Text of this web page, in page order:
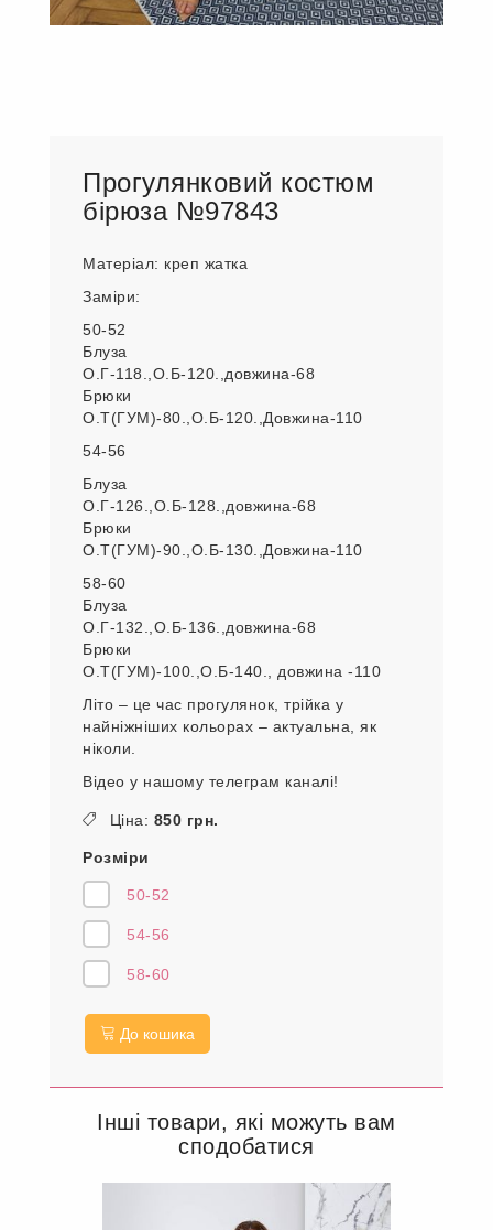
Прогулянковий костюм
бірюза №97843
Матеріал: креп жатка
Заміри:
50-52
Блуза
О.Г-118.,О.Б-120.,довжина-68
Брюки
О.Т(ГУМ)-80.,О.Б-120.,Довжина-110
54-56
Блуза
О.Г-126.,О.Б-128.,довжина-68
Брюки
О.Т(ГУМ)-90.,О.Б-130.,Довжина-110
58-60
Блуза
О.Г-132.,О.Б-136.,довжина-68
Брюки
О.Т(ГУМ)-100.,О.Б-140., довжина -110
Літо – це час прогулянок, трійка у
найніжніших кольорах – актуальна, як
ніколи.
Відео у нашому телеграм каналі!
Ціна: 850 грн.
Розміри
50-52
54-56
58-60
До кошика
Інші товари, які можуть вам
сподобатися